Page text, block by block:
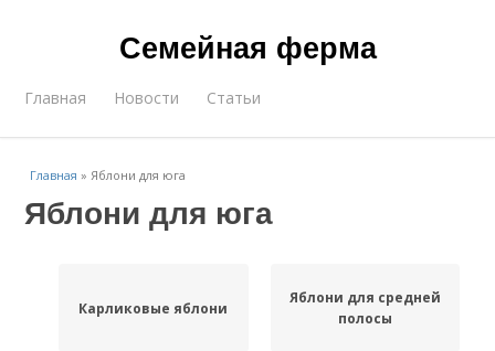
Семейная ферма
Главная Новости Статьи
Главная »Яблони для юга
Яблони для юга
Карликовые яблони
Яблони для средней
полосы